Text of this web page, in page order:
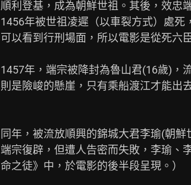
順利登基，成為朝鮮世祖。其後，效忠
1456年被世祖凌遲（以車裂方式）處
可以看到行刑場面，所以電影是從死六
1457年，端宗被降封為魯山君(16歲)，
則是險峻的懸崖，只有乘船渡江才能出
同年，被流放順興的錦城大君李瑜(朝
端宗復辟，但遭人告密而失敗，李瑜、
命之徒》中，於電影的後半段呈現。）